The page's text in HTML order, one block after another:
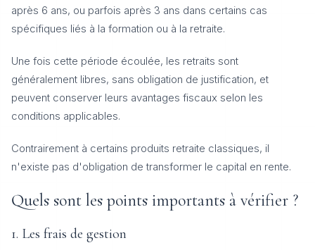
après 6 ans, ou parfois après 3 ans dans certains cas
spécifiques liés à la formation ou à la retraite.
Une fois cette période écoulée, les retraits sont
généralement libres, sans obligation de justification, et
peuvent conserver leurs avantages fiscaux selon les
conditions applicables.
Contrairement à certains produits retraite classiques, il
n'existe pas d'obligation de transformer le capital en rente.
Quels sont les points importants à vérifier ?
1. Les frais de gestion